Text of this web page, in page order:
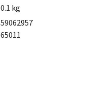
0.1 kg
59062957
65011